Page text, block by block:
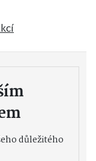
důležitého